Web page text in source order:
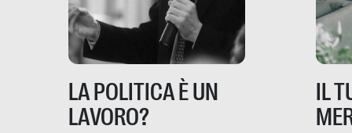
LA POLITICA È UN
LAVORO?
IL